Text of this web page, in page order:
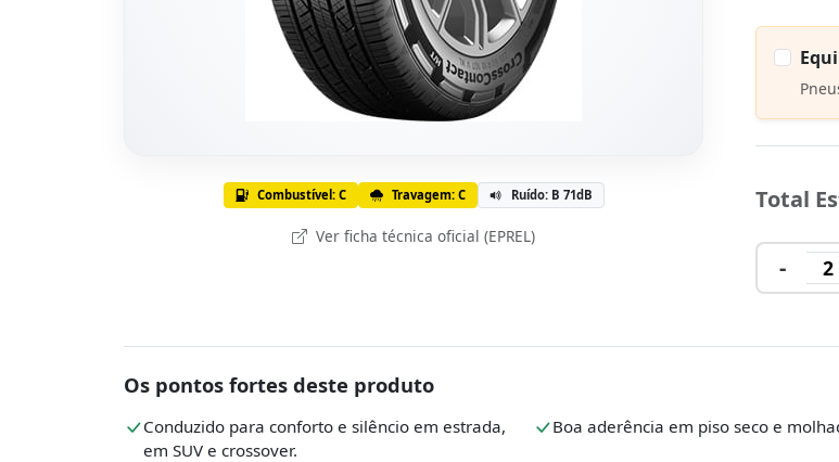
Combustível: C Travagem: C Ruído: B 71dB
Ver ficha técnica oficial (EPREL)
Total
- 2
Os pontos fortes deste produto
Conduzido para conforto e silêncio em estrada,
em SUV e crossover.
Boa aderência em piso seco e